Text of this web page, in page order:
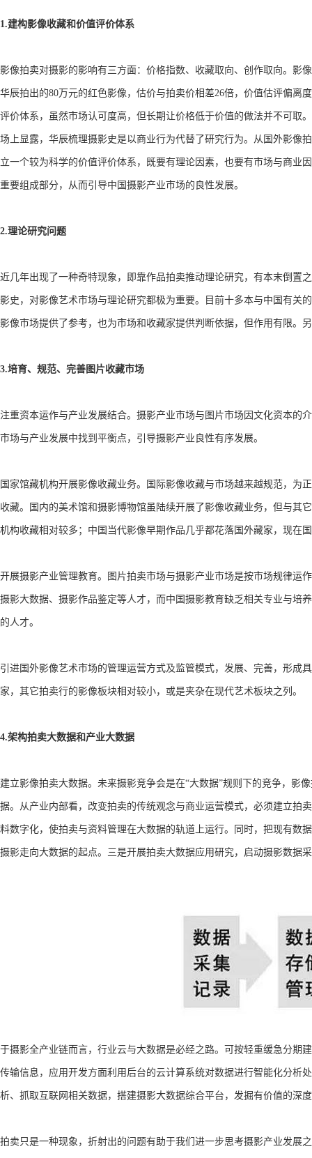
1.建构影像收藏和价值评价体系
影像拍卖对摄影的影响有三方面：价格指数、收藏取向、创作取向。影
华辰拍出的80万元的红色影像，估价与拍卖价相差26倍，价值估评偏
评价体系，虽然市场认可度高，但长期让价格低于价值的做法并不可取
场上显露，华辰梳理摄影史是以商业行为代替了研究行为。从国外影像
立一个较为科学的价值评价体系，既要有理论因素，也要有市场与商业
重要组成部分，从而引导中国摄影产业市场的良性发展。
2.理论研究问题
近几年出现了一种奇特现象，即靠作品拍卖推动理论研究，有本末倒置
影史，对影像艺术市场与理论研究都极为重要。目前十多本与中国有关
影像市场提供了参考，也为市场和收藏家提供判断依据，但作用有限。
3.培育、规范、完善图片收藏市场
注重资本运作与产业发展结合。摄影产业市场与图片市场因文化资本的
市场与产业发展中找到平衡点，引导摄影产业良性有序发展。
国家馆藏机构开展影像收藏业务。国际影像收藏与市场越来越规范，
收藏。国内的美术馆和摄影博物馆虽陆续开展了影像收藏业务，但与其
机构收藏相对较多；中国当代影像早期作品几乎都花落国外藏家，现在
开展摄影产业管理教育。图片拍卖市场与摄影产业市场是按市场规律运
摄影大数据、摄影作品鉴定等人才，而中国摄影教育缺乏相关专业与培
的人才。
引进国外影像艺术市场的管理运营方式及监管模式，发展、完善，形成
家，其它拍卖行的影像板块相对较小，或是夹杂在现代艺术板块之列。
4.架构拍卖大数据和产业大数据
建立影像拍卖大数据。未来摄影竞争会是在“大数据”规则下的竞争，影
据。从产业内部看，改变拍卖的传统观念与商业运营模式，必须建立拍
料数字化，使拍卖与资料管理在大数据的轨道上运行。同时，把现有数
摄影走向大数据的起点。三是开展拍卖大数据应用研究，启动摄影数据
于摄影全产业链而言，行业云与大数据是必经之路。可按轻重缓急分期
传输信息，应用开发方面利用后台的云计算系统对数据进行智能化分析
析、抓取互联网相关数据，搭建摄影大数据综合平台，发掘有价值的深
拍卖只是一种现象，折射出的问题有助于我们进一步思考摄影产业发展